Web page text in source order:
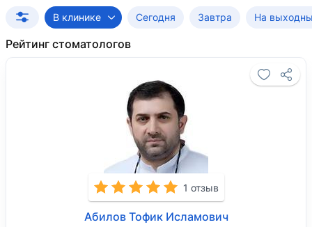
В клинике Сегодня Завтра На
Рейтинг стоматологов
1 отзыв
Абилов Тофик Исламович